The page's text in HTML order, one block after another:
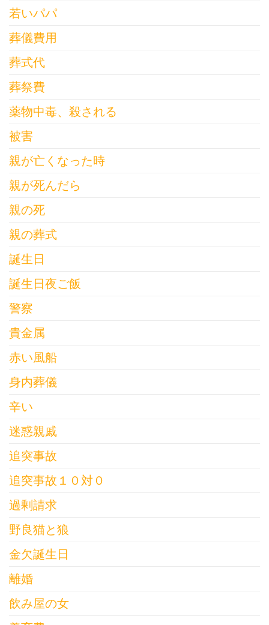
若いパパ
葬儀費用
葬式代
葬祭費
薬物中毒、殺される
被害
親が亡くなった時
親が死んだら
親の死
親の葬式
誕生日
誕生日夜ご飯
警察
貴金属
赤い風船
身内葬儀
辛い
迷惑親戚
追突事故
追突事故１０対０
過剰請求
野良猫と狼
金欠誕生日
離婚
飲み屋の女